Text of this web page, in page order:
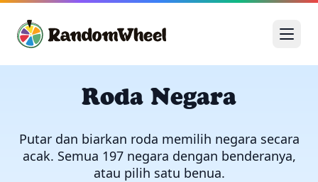
Roda Negara
Putar dan biarkan roda memilih negara secara
acak. Semua 197 negara dengan benderanya,
atau pilih satu benua.